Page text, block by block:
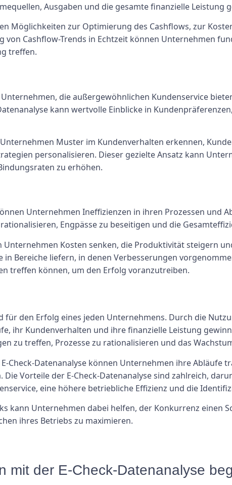
Ausgaben und die gesamte finanzielle Leistung
Möglichkeiten zur Optimierung des Cashflows, zur
von Cashflow-Trends in Echtzeit können Unternehmen
treffen.
die außergewöhnlichen Kundenservice
kann wertvolle Einblicke in
Muster im Kundenverhalten erkennen,
personalisieren. Dieser gezielte Ansatz kann
zu erhöhen.
Unternehmen Ineffizienzen in ihren Prozessen und
Engpässe zu beseitigen und die
Kosten senken, die Produktivität steigern
in Bereiche liefern, in denen Verbesserungen
treffen können, um den Erfolg voranzutreiben.
den Erfolg eines jeden Unternehmens. Durch die
ihr Kundenverhalten und ihre finanzielle Leistung
zu treffen, Prozesse zu rationalisieren und das
Check-Datenanalyse können Unternehmen ihre Abläufe
Vorteile der E-Check-Datenanalyse sind zahlreich,
eine höhere betriebliche Effizienz und die
kann Unternehmen dabei helfen, der Konkurrenz einen
ihres Betriebs zu maximieren.
mit der E-Check-Datenanalyse